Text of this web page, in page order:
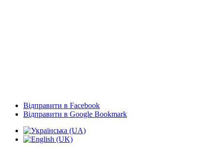
Відправити в Facebook
Відправити в Google Bookmark